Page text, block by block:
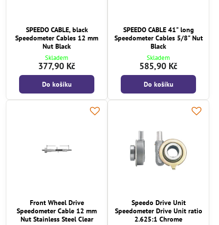
SPEEDO CABLE, black
Speedometer Cables 12 mm
Nut Black
Skladem
377,90 Kč
Do košíku
SPEEDO CABLE 41" long
Speedometer Cables 5/8" Nut
Black
Skladem
585,90 Kč
Do košíku
Front Wheel Drive
Speedometer Cable 12 mm
Nut Stainless Steel Clear
Speedo Drive Unit
Speedometer Drive Unit ratio
2.625:1 Chrome